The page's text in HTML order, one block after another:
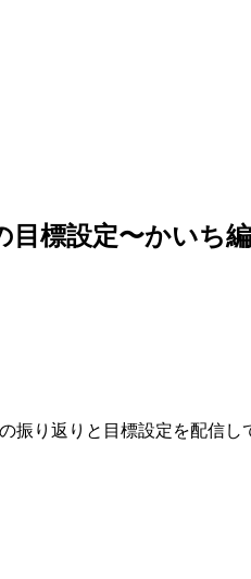
目標設定〜かいち
振り返りと目標設定を配信し